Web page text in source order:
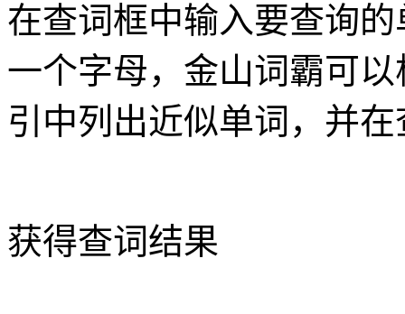
在查词框中输入要查询
一个字母，金山词霸可
引中列出近似单词，并
获得查词结果